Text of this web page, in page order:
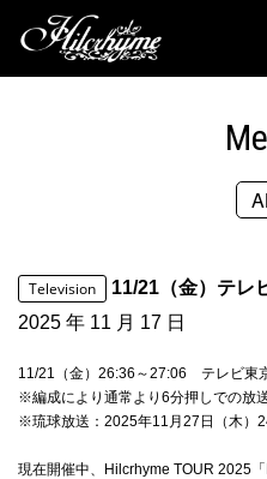
Television
11/21（金）テレ
2025 年 11 月 17 日
11/21（金）26:36～27:06 テレビ東
※編成により通常より6分押しでの放
※琉球放送：2025年11月27日（木）
現在開催中、Hilcrhyme TOUR 2025